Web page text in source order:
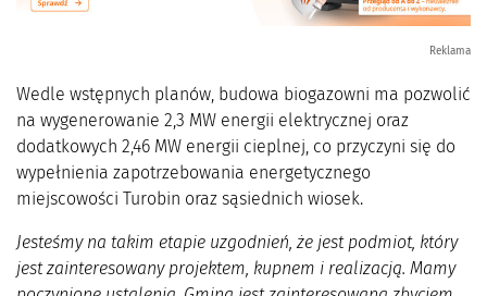
Reklama
Wedle wstępnych planów, budowa biogazowni ma pozwolić
na wygenerowanie 2,3 MW energii elektrycznej oraz
dodatkowych 2,46 MW energii cieplnej, co przyczyni się do
wypełnienia zapotrzebowania energetycznego
miejscowości Turobin oraz sąsiednich wiosek.
Jesteśmy na takim etapie uzgodnień, że jest podmiot, który
jest zainteresowany projektem, kupnem i realizacją. Mamy